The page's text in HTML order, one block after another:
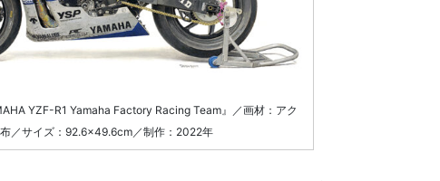
YZF-R1 Yamaha Factory Racing Team』／画材：アク
／サイズ：92.6×49.6cm／制作：2022年